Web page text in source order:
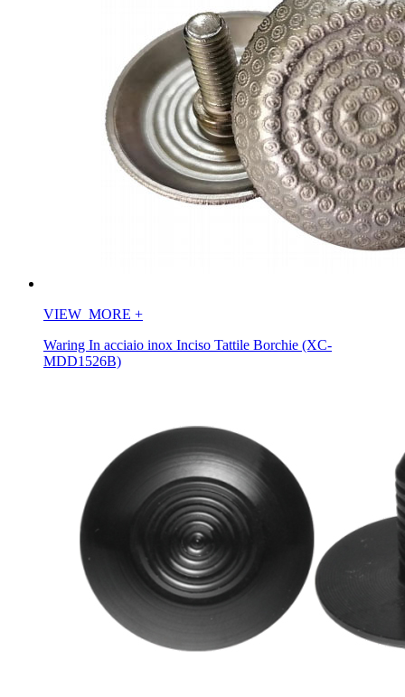
VIEW_MORE +
Waring In acciaio inox Inciso Tattile Borchie (XC-
MDD1526B)